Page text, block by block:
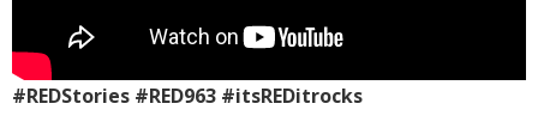
#REDStories #RED963 #itsREDitrocks